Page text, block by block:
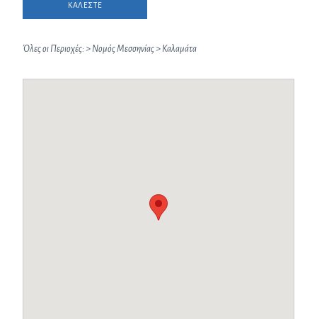
ΚΑΛΕΣΤΕ
Όλες οι Περιοχές:> Νομός Μεσσηνίας> Καλαμάτα